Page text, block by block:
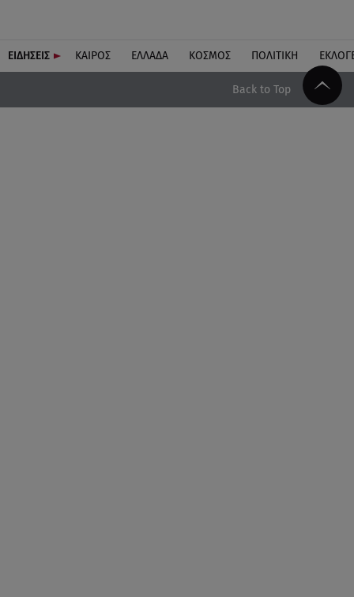
ΕΙΔΗΣΕΙΣ ΚΑΙΡΟΣ ΕΛΛΑΔΑ ΚΟΣΜΟΣ ΠΟΛΙΤΙΚΗ
Back to Top